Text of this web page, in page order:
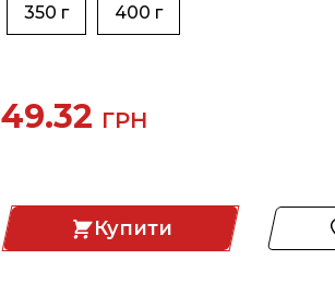
350 г 400 г
49.32 ГРН
Купити